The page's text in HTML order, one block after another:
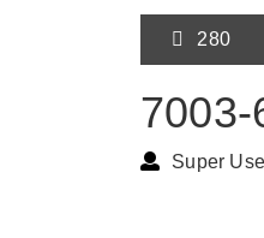
280
7003-
Super